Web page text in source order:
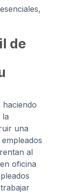
de
haciendo
la
una
al
oficina